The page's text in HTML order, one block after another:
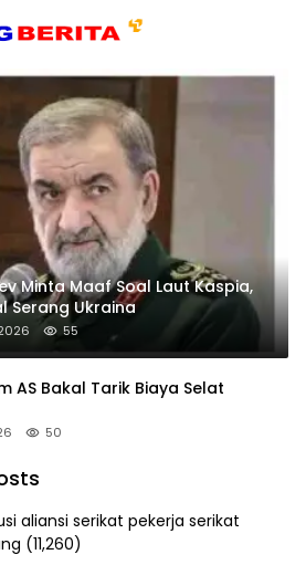
Minta Maaf Soal Laut Kaspia,
Serang Ukraina
55
AS Bakal Tarik Biaya Selat
50
aliansi serikat pekerja serikat
(11,260)